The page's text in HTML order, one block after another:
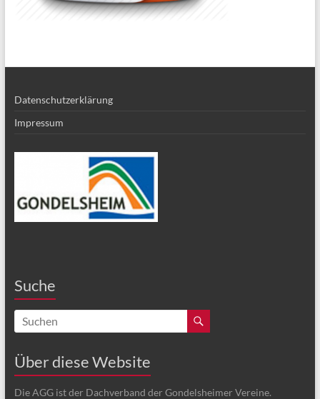
Datenschutzerklärung
Impressum
Suche
Über diese Website
Die AGG ist der Dachverband der Gondelsheimer Vereine.